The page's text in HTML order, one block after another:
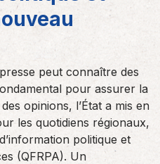
peut connaître des
pour assurer la
opinions, l’État a mis en
les quotidiens régionaux,
politique et
(QFRPA). Un